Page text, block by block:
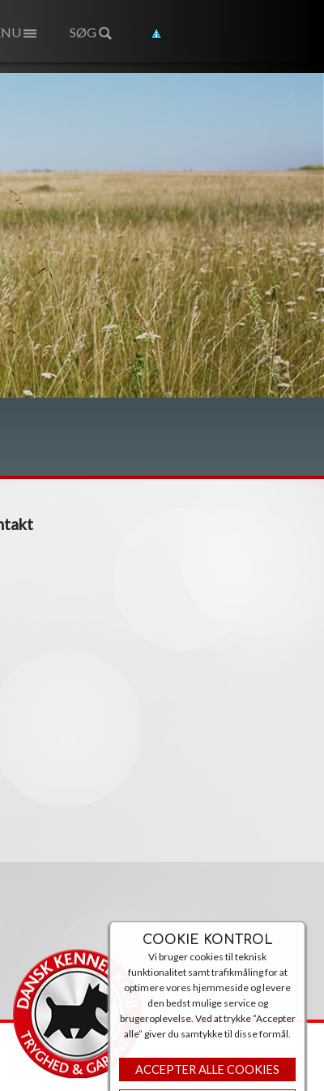
SØG
COOKIE KONTROL
Vi bruger cookies til teknisk
funktionalitet samt trafikmåling for at
optimere vores hjemmeside og levere
den bedst mulige service og
brugeroplevelse. Ved at trykke ”Accepter
alle” giver du samtykke til disse formål.
ACCEPTER ALLE COOKIES